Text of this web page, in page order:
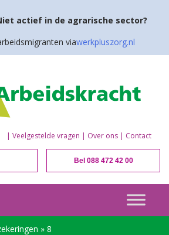
actief in de agrarische sector?
viawerkpluszorg.nl
| Veelgestelde vragen | Over ons | Contact
Bel 088 472 42 00
» 8